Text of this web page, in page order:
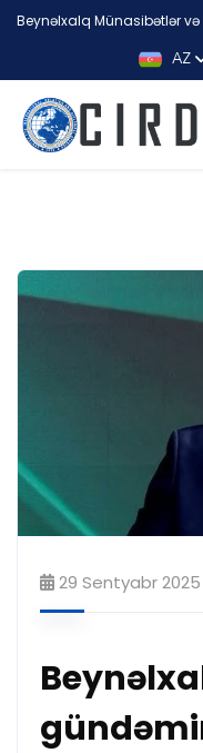
Beynəlxalq Münasibətlər
AZ
29 Sentyabr 2025